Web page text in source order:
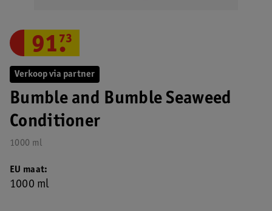
Verkoop via partner
Bumble and Bumble Seaweed
Conditioner
1000 ml
91.
73
EU maat
1000 ml